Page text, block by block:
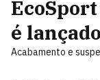
é
Acabamento e